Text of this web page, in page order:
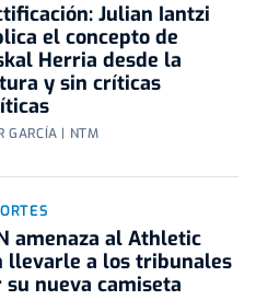
Julian Iantzi
el concepto de
Herria desde la
y sin críticas
GARCÍA | NTM
amenaza al Athletic
llevarle a los tribunales
su nueva camiseta